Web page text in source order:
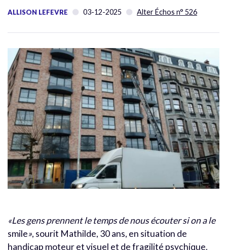
ALLISON LEFEVRE 03-12-2025 Alter Échos n° 526
«Les gens prennent le temps de nous écouter si on a le
smile», sourit Mathilde, 30 ans, en situation de
handicap moteur et visuel et de fragilité psychique.